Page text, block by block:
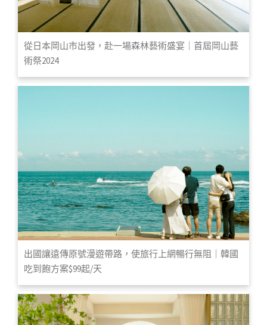
從日本岡山市出發，赴一場森林藝術盛宴｜首屆岡山藝
術祭2024
出國讓遠傳原號漫遊帶路，使旅行上網暢行無阻｜韓國
吃到飽方案$99起/天